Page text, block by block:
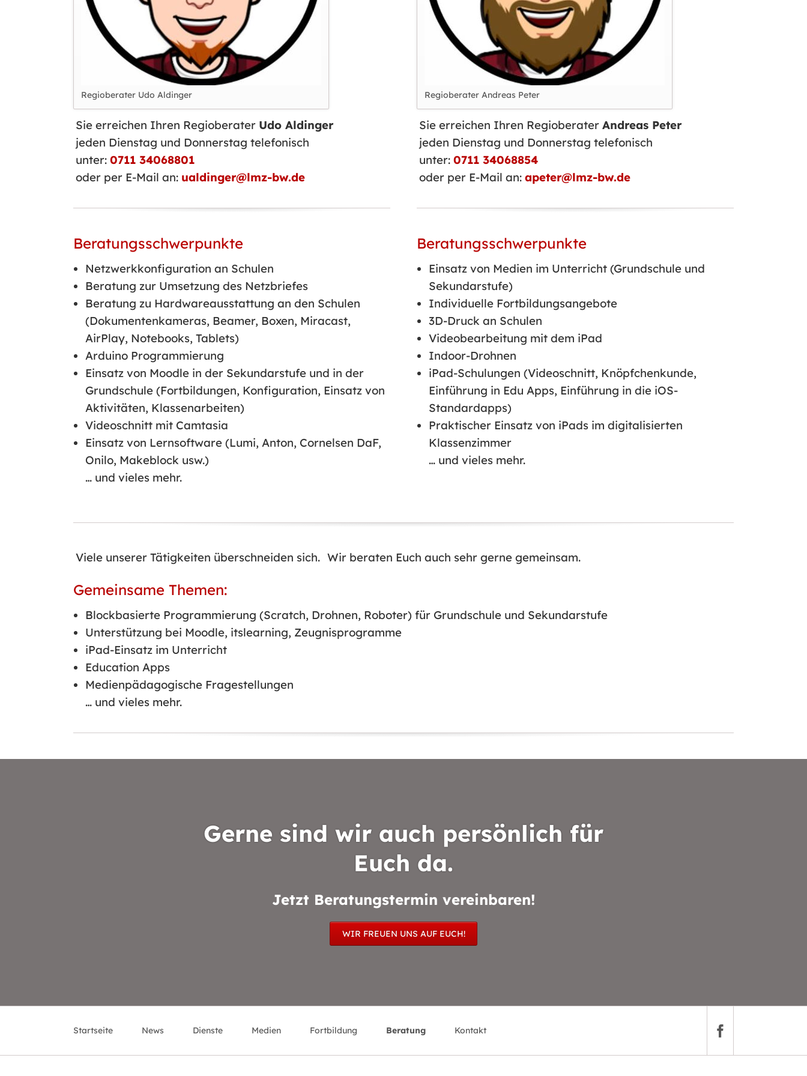
Regioberater Udo Aldinger
Sie erreichen Ihren Regioberater Udo Aldinger
jeden Dienstag und Donnerstag telefonisch
unter: 0711 34068801
oder per E-Mail an: ualdinger@lmz-bw.de
Beratungsschwerpunkte
Netzwerkkonfiguration an Schulen
Beratung zur Umsetzung des Netzbriefes
Beratung zu Hardwareausstattung an den Schulen
(Dokumentenkameras, Beamer, Boxen, Miracast,
AirPlay, Notebooks, Tablets)
Arduino Programmierung
Einsatz von Moodle in der Sekundarstufe und in der
Grundschule (Fortbildungen, Konfiguration, Einsatz von
Aktivitäten, Klassenarbeiten)
Videoschnitt mit Camtasia
Einsatz von Lernsoftware (Lumi, Anton, Cornelsen DaF,
Onilo, Makeblock usw.)
… und vieles mehr.
Regioberater Andreas Peter
Sie erreichen Ihren Regioberater Andreas Peter
jeden Dienstag und Donnerstag telefonisch
unter: 0711 34068854
oder per E-Mail an: apeter@lmz-bw.de
Beratungsschwerpunkte
Einsatz von Medien im Unterricht (Grundschule und
Sekundarstufe)
Individuelle Fortbildungsangebote
3D-Druck an Schulen
Videobearbeitung mit dem iPad
Indoor-Drohnen
iPad-Schulungen (Videoschnitt, Knöpfchenkunde,
Einführung in Edu Apps, Einführung in die iOS-
Standardapps)
Praktischer Einsatz von iPads im digitalisierten
Klassenzimmer
… und vieles mehr.
Viele unserer Tätigkeiten überschneiden sich. Wir beraten Euch auch sehr gerne gemeinsam.
Gemeinsame Themen:
Blockbasierte Programmierung (Scratch, Drohnen, Roboter) für Grundschule und Sekundarstufe
Unterstützung bei Moodle, itslearning, Zeugnisprogramme
iPad-Einsatz im Unterricht
Education Apps
Medienpädagogische Fragestellungen
… und vieles mehr.
Gerne sind wir auch persönlich für
Euch da.
Jetzt Beratungstermin vereinbaren!
WIR FREUEN UNS AUF EUCH!
überspringen
Startseite News Dienste Medien Fortbildung Beratung Kontakt